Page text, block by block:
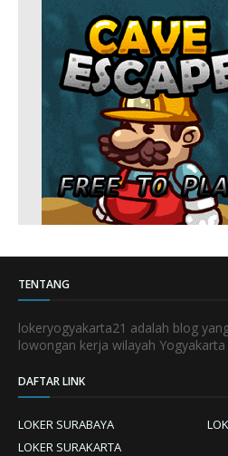
TENTANG
lokeryogyakarta21 adalah blog
lowongan kerja wilayah
DAFTAR LINK
LOKER SURABAYA
LOKER SURAKARTA